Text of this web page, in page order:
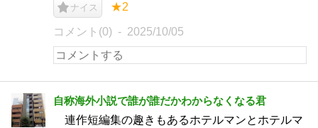
ナイス ★2
コメント(0) 2025/10/05
自称海外小説で誰が誰だかわからなくなる君
連作短編集の趣きもあるホテルマンとホテルマ